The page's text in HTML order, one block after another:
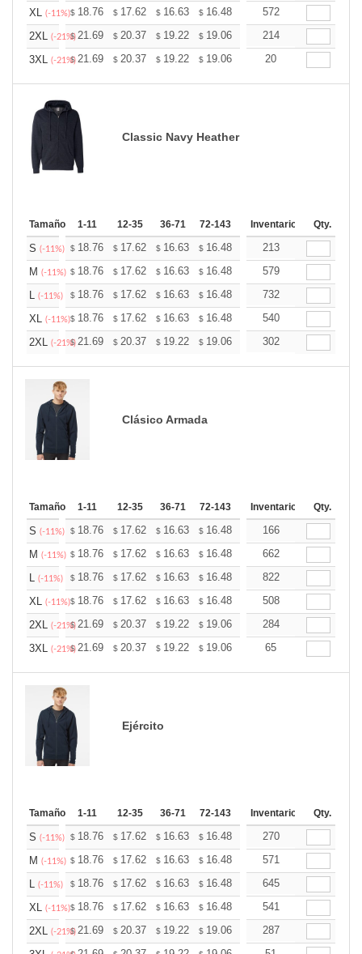
XL (-11%)$ 18.76 $ 17.62 $ 16.63 $ 16.48 16.20
572
2XL (-21%)
$21.69 $ 20.37 $ 19.22 $ 19.06 18.73
214
3XL (-21%)
$21.69 $ 20.37 $ 19.22 $ 19.06 18.73
20
Classic Navy Heather
Tamaño 1-11 12-35 36-71 72-143 144-287 288 +
Inventario Qty.
S (-11%) $ 18.76 $ 17.62 $ 16.63 $ 16.48 16.20
213
M (-11%) $ 18.76 $ 17.62 $ 16.63 $ 16.48 16.20
579
L (-11%) $ 18.76 $ 17.62 $ 16.63 $ 16.48 16.20
732
XL (-11%)$ 18.76 $ 17.62 $ 16.63 $ 16.48 16.20
540
2XL (-21%)
$21.69 $ 20.37 $ 19.22 $ 19.06 18.73
302
Clásico Armada
Tamaño 1-11 12-35 36-71 72-143 144-287 288 +
Inventario Qty.
S (-11%) $ 18.76 $ 17.62 $ 16.63 $ 16.48 16.20
166
M (-11%) $ 18.76 $ 17.62 $ 16.63 $ 16.48 16.20
662
L (-11%) $ 18.76 $ 17.62 $ 16.63 $ 16.48 16.20
822
XL (-11%)$ 18.76 $ 17.62 $ 16.63 $ 16.48 16.20
508
2XL (-21%)
$21.69 $ 20.37 $ 19.22 $ 19.06 18.73
284
3XL (-21%)
$21.69 $ 20.37 $ 19.22 $ 19.06 18.73
65
Ejército
Tamaño 1-11 12-35 36-71 72-143 144-287 288 +
Inventario Qty.
S (-11%) $ 18.76 $ 17.62 $ 16.63 $ 16.48 16.20
270
M (-11%) $ 18.76 $ 17.62 $ 16.63 $ 16.48 16.20
571
L (-11%) $ 18.76 $ 17.62 $ 16.63 $ 16.48 16.20
645
XL (-11%)$ 18.76 $ 17.62 $ 16.63 $ 16.48 16.20
541
2XL (-21%)
$21.69 $ 20.37 $ 19.22 $ 19.06 18.73
287